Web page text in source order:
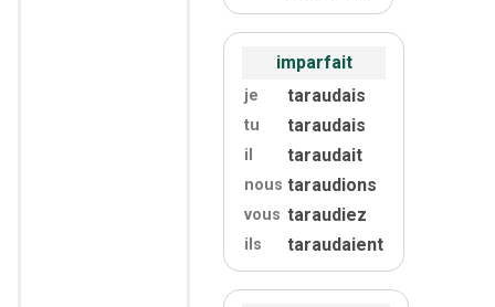
imparfait
je taraudais
tu taraudais
il taraudait
nous taraudions
vous taraudiez
ils taraudaient